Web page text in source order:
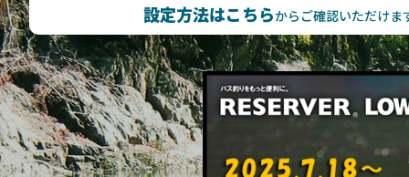
設定方法はこちらからご確認いただけま